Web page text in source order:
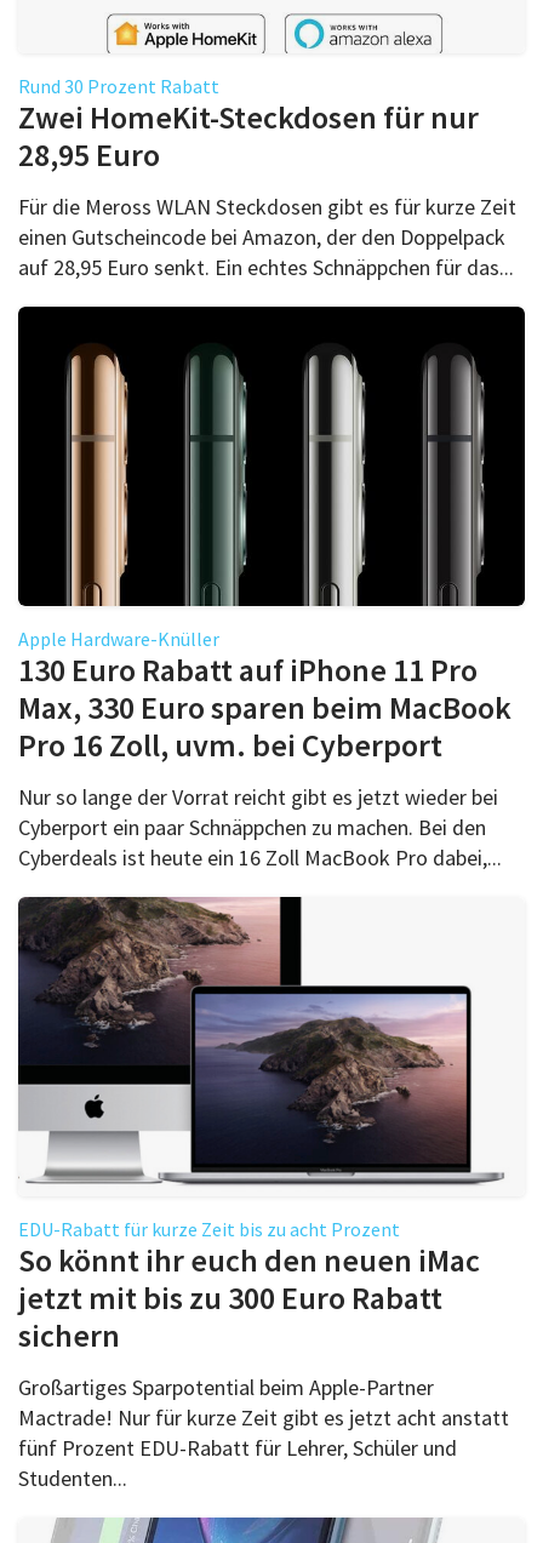
Rund 30 Prozent Rabatt
Zwei HomeKit-Steckdosen für nur
28,95 Euro
Für die Meross WLAN Steckdosen gibt es für kurze Zeit
einen Gutscheincode bei Amazon, der den Doppelpack
auf 28,95 Euro senkt. Ein echtes Schnäppchen für das...
Apple Hardware-Knüller
130 Euro Rabatt auf iPhone 11 Pro
Max, 330 Euro sparen beim MacBook
Pro 16 Zoll, uvm. bei Cyberport
Nur so lange der Vorrat reicht gibt es jetzt wieder bei
Cyberport ein paar Schnäppchen zu machen. Bei den
Cyberdeals ist heute ein 16 Zoll MacBook Pro dabei,...
EDU-Rabatt für kurze Zeit bis zu acht Prozent
So könnt ihr euch den neuen iMac
jetzt mit bis zu 300 Euro Rabatt
sichern
Großartiges Sparpotential beim Apple-Partner
Mactrade! Nur für kurze Zeit gibt es jetzt acht anstatt
fünf Prozent EDU-Rabatt für Lehrer, Schüler und
Studenten...